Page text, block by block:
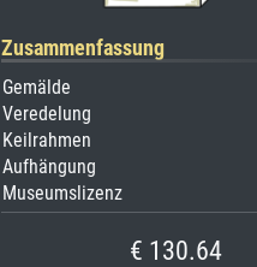
Zusammenfassung
Gemälde
Veredelung
Keilrahmen
Aufhängung
Museumslizenz
€ 130.64